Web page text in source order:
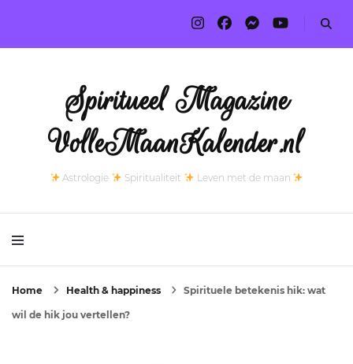
Spiritueel Magazine
VolleMaanKalender.nl
Astrologie Spiritualiteit Leven met de maan
Home Health & happiness Spirituele betekenis hik: wat
wil de hik jou vertellen?